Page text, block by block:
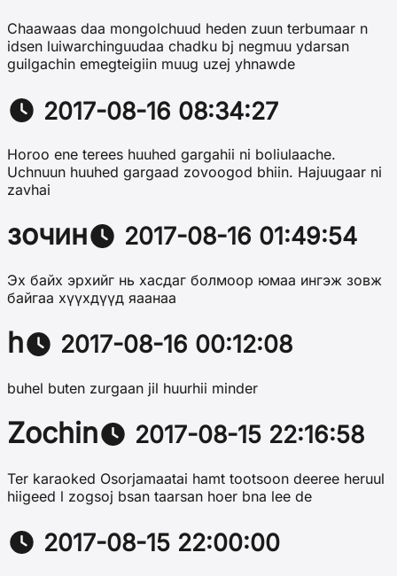
Chaawaas daa mongolchuud heden zuun terbumaar n
idsen luiwarchinguudaa chadku bj negmuu ydarsan
guilgachin emegteigiin muug uzej yhnawde
2017-08-16 08:34:27
Horoo ene terees huuhed gargahii ni boliulaache.
Uchnuun huuhed gargaad zovoogod bhiin. Hajuugaar ni
zavhai
зочин 2017-08-16 01:49:54
Эх байх эрхийг нь хасдаг болмоор юмаа ингэж зовж
байгаа хүүхдүүд яаанаа
h 2017-08-16 00:12:08
buhel buten zurgaan jil huurhii minder
Zochin 2017-08-15 22:16:58
Ter karaoked Osorjamaatai hamt tootsoon deeree heruul
hiigeed l zogsoj bsan taarsan hoer bna lee de
2017-08-15 22:00:00